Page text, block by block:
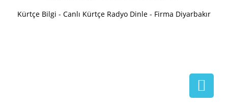
Kürtçe Bilgi - Canlı Kürtçe Radyo Dinle - Firma Diyarbakır